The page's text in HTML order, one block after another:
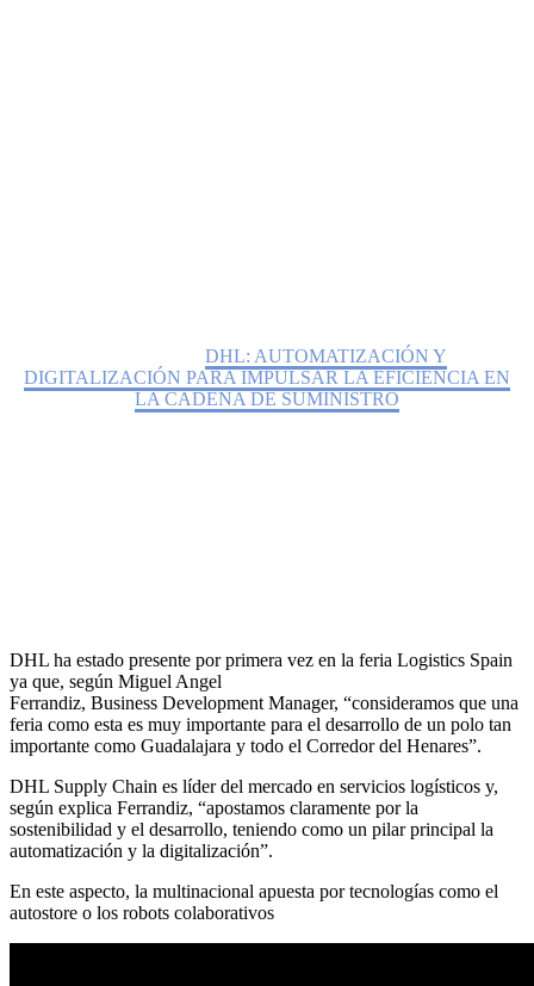
DHL: AUTOMATIZACIÓN Y
DIGITALIZACIÓN PARA IMPULSAR LA EFICIENCIA EN
LA CADENA DE SUMINISTRO
DHL ha estado presente por primera vez en la feria Logistics Spain
ya que, según Miguel Angel
Ferrandiz, Business Development Manager, “consideramos que una
feria como esta es muy importante para el desarrollo de un polo tan
importante como Guadalajara y todo el Corredor del Henares”.
DHL Supply Chain es líder del mercado en servicios logísticos y,
según explica Ferrandiz, “apostamos claramente por la
sostenibilidad y el desarrollo, teniendo como un pilar principal la
automatización y la digitalización”.
En este aspecto, la multinacional apuesta por tecnologías como el
autostore o los robots colaborativos